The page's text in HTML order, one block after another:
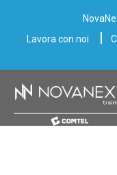
Lavora con noi
|